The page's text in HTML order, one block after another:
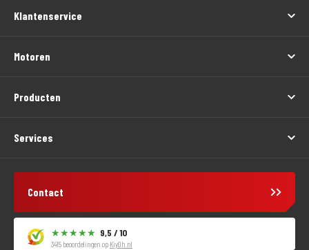
Klantenservice
Motoren
Producten
Services
Contact
9,5 / 10
3415 beoordelingen op KiyOh.nl